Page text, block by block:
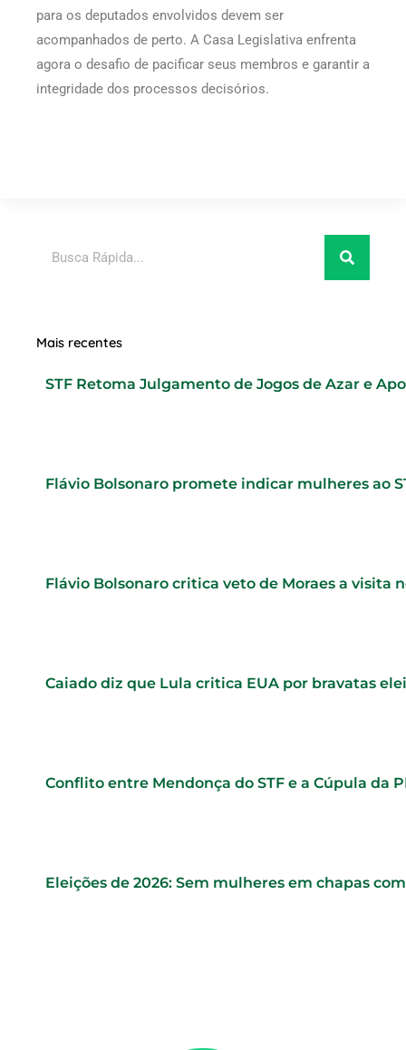
para os deputados envolvidos devem ser
acompanhados de perto. A Casa Legislativa enfrenta
agora o desafio de pacificar seus membros e garantir a
integridade dos processos decisórios.
Mais recentes
STF Retoma Julgamento de Jogos de Azar e
Flávio Bolsonaro promete indicar mulheres ao
Flávio Bolsonaro critica veto de Moraes a visita
Caiado diz que Lula critica EUA por bravatas
Conflito entre Mendonça do STF e a Cúpula da
Eleições de 2026: Sem mulheres em chapas